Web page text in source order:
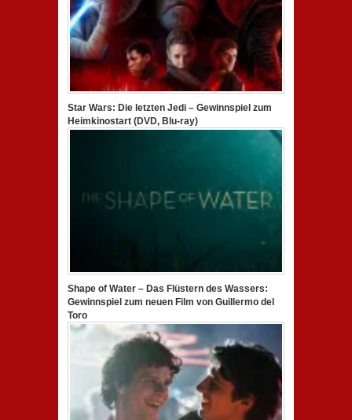
Star Wars: Die letzten Jedi – Gewinnspiel zum
Heimkinostart (DVD, Blu-ray)
Shape of Water – Das Flüstern des Wassers:
Gewinnspiel zum neuen Film von Guillermo del
Toro